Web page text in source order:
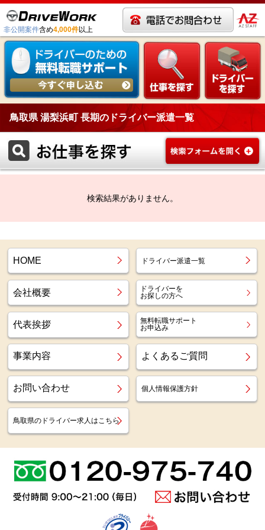
非公開案件含め4,000件以上
鳥取県 湯梨浜町 長期のドライバー派遣一覧
検索結果がありません。
HOME ドライバー派遣一覧
会社概要
ドライバーを
お探しの方へ
代表挨拶
無料転職サポート
お申込み
事業内容 よくあるご質問
お問い合わせ 個人情報保護方針
鳥取県のドライバー求人はこちら